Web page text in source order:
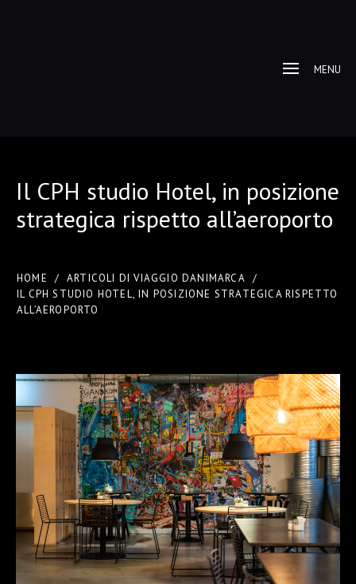
MENU
Il CPH studio Hotel, in posizione
strategica rispetto all’aeroporto
HOME / ARTICOLI DI VIAGGIO DANIMARCA /
IL CPH STUDIO HOTEL, IN POSIZIONE STRATEGICA RISPETTO
ALL’AEROPORTO